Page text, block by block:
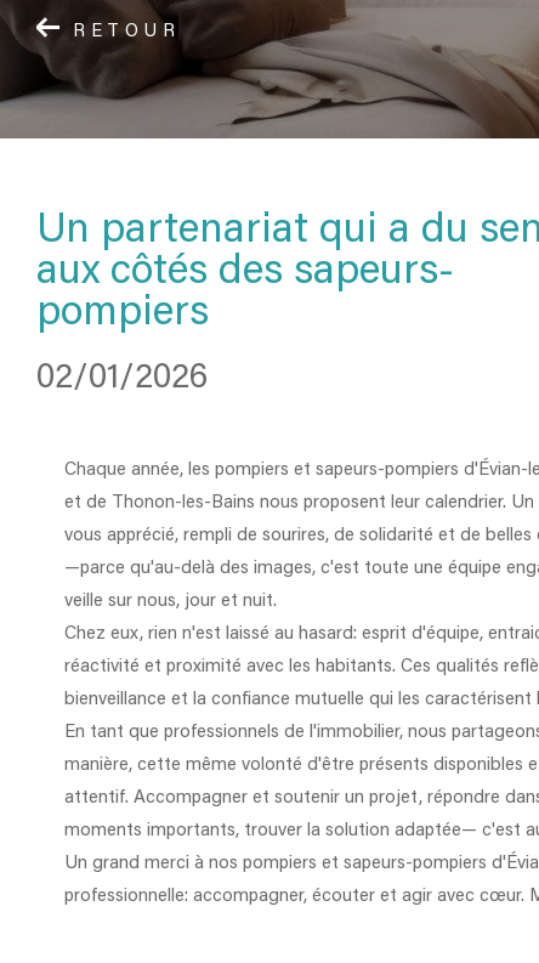
RETOUR
Un partenariat qui a du
aux côtés des sapeurs-
pompiers
02/01/2026
Chaque année, les pompiers et sapeurs-pompiers d'Évian-
et de Thonon-les-Bains nous proposent leur calendrier. Un
vous apprécié, rempli de sourires, de solidarité et de belles
—parce qu'au-delà des images, c'est toute une équipe
veille sur nous, jour et nuit.
Chez eux, rien n'est laissé au hasard: esprit d'équipe,
réactivité et proximité avec les habitants. Ces qualités
bienveillance et la confiance mutuelle qui les caractérisent
En tant que professionnels de l'immobilier, nous
manière, cette même volonté d'être présents disponibles
attentif. Accompagner et soutenir un projet, répondre
moments importants, trouver la solution adaptée— c'est
Un grand merci à nos pompiers et sapeurs-pompiers
professionnelle: accompagner, écouter et agir avec cœur.